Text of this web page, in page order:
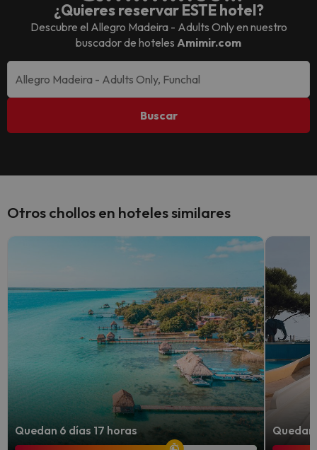
¿Quieres reservar ESTE hotel?
Descubre el Allegro Madeira - Adults Onlyen nuestro
buscador de hoteles Amimir.com
Buscar
Otros chollos en hoteles similares
Quedan 6 días 17 horas